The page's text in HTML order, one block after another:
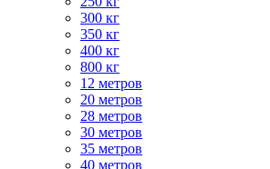
300 кг
350 кг
400 кг
800 кг
12 метров
20 метров
28 метров
30 метров
35 метров
40 метров